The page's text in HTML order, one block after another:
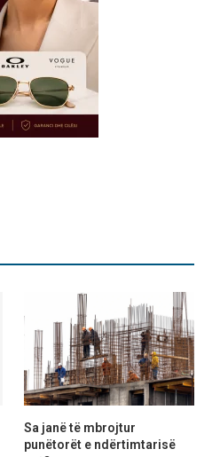
Sa janë të mbrojtur
punëtorët e ndërtimtarisë